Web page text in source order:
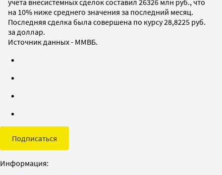
на 10% ниже среднего значения за последний месяц.
Последняя сделка была совершена по курсу 28,8225 руб.
за доллар.
Источник данных - ММВБ.
Подписаться
Информация: